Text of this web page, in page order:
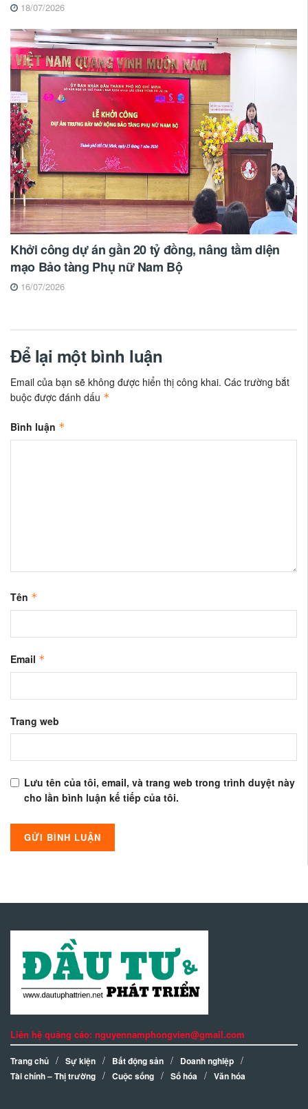
18/07/2026
Khởi công dự án gần 20 tỷ đồng, nâng tầm diện
mạo Bảo tàng Phụ nữ Nam Bộ
16/07/2026
Để lại một bình luận
Email của bạn sẽ không được hiển thị công khai. Các trường bắt
buộc được đánh dấu *
Bình luận *
Tên *
Email *
Trang web
Lưu tên của tôi, email, và trang web trong trình duyệt này
cho lần bình luận kế tiếp của tôi.
Liên hệ quảng cáo: nguyennamphongvien@gmail.com
Trang chủ Sự kiện Bất động sản
Doanh nghiệp
Tài chính – Thị trường
Cuộc sống Số hóa Văn hóa